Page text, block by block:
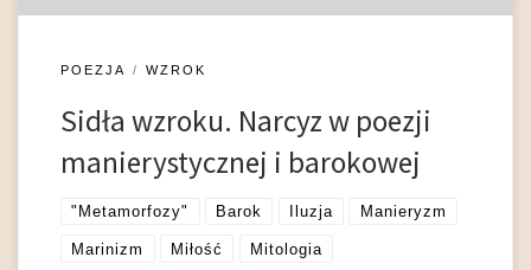
POEZJA WZROK
Sidła wzroku. Narcyz w poezji
manierystycznej i barokowej
"Metamorfozy" Barok Iluzja Manieryzm
Marinizm Miłość Mitologia